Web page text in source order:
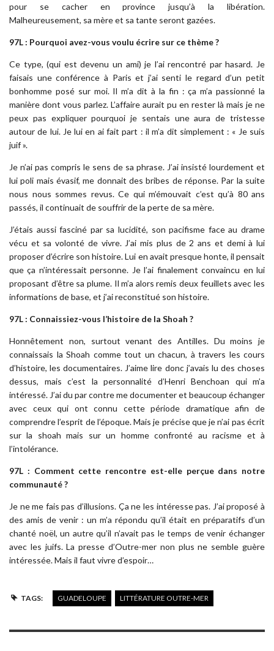
pour se cacher en province jusqu’à la libération.
Malheureusement, sa mère et sa tante seront gazées.
97L : Pourquoi avez-vous voulu écrire sur ce thème ?
Ce type, (qui est devenu un ami) je l’ai rencontré par hasard. Je
faisais une conférence à Paris et j’ai senti le regard d’un petit
bonhomme posé sur moi. Il m’a dit à la fin : ça m’a passionné la
manière dont vous parlez. L’affaire aurait pu en rester là mais je ne
peux pas expliquer pourquoi je sentais une aura de tristesse
autour de lui. Je lui en ai fait part : il m’a dit simplement : « Je suis
juif ».
Je n’ai pas compris le sens de sa phrase. J’ai insisté lourdement et
lui poli mais évasif, me donnait des bribes de réponse. Par la suite
nous nous sommes revus. Ce qui m’émouvait c’est qu’à 80 ans
passés, il continuait de souffrir de la perte de sa mère.
J’étais aussi fasciné par sa lucidité, son pacifisme face au drame
vécu et sa volonté de vivre. J’ai mis plus de 2 ans et demi à lui
proposer d’écrire son histoire. Lui en avait presque honte, il pensait
que ça n’intéressait personne. Je l’ai finalement convaincu en lui
proposant d’être sa plume. Il m’a alors remis deux feuillets avec les
informations de base, et j’ai reconstitué son histoire.
97L : Connaissiez-vous l’histoire de la Shoah ?
Honnêtement non, surtout venant des Antilles. Du moins je
connaissais la Shoah comme tout un chacun, à travers les cours
d’histoire, les documentaires. J’aime lire donc j’avais lu des choses
dessus, mais c’est la personnalité d’Henri Benchoan qui m’a
intéressé. J’ai du par contre me documenter et beaucoup échanger
avec ceux qui ont connu cette période dramatique afin de
comprendre l’esprit de l’époque. Mais je précise que je n’ai pas écrit
sur la shoah mais sur un homme confronté au racisme et à
l’intolérance.
97L : Comment cette rencontre est-elle perçue dans notre
communauté ?
Je ne me fais pas d’illusions. Ça ne les intéresse pas. J’ai proposé à
des amis de venir : un m’a répondu qu’il était en préparatifs d’un
chanté noël, un autre qu’il n’avait pas le temps de venir échanger
avec les juifs. La presse d’Outre-mer non plus ne semble guère
intéressée. Mais il faut vivre d’espoir…
TAGS: GUADELOUPE LITTÉRATURE OUTRE-MER